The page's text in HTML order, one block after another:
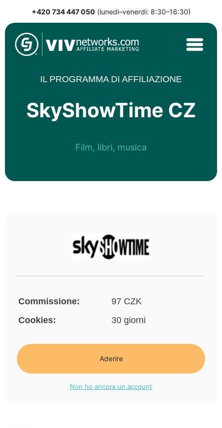
to
content
+420 734 447 050 (lunedi–venerdi: 8:30–16:30)
VIVnetworks.com
Nejvýkonnější affiliate síť v CEE
IL PROGRAMMA DI AFFILIAZIONE
SkyShowTime CZ
Film, libri, musica
Commissione:
97 CZK
Cookies:
30 giorni
Aderire
Non ho ancora un account